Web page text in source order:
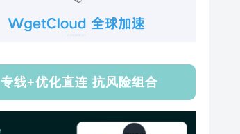
专线+优化直连 抗风险组合